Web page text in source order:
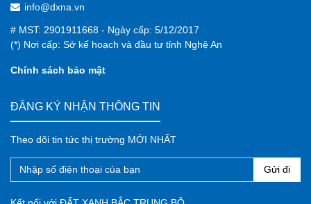
info@dxna.vn
# MST: 2901911668 - Ngày cấp: 5/12/2017
(*) Nơi cấp: Sở kế hoạch và đầu tư tỉnh Nghệ An
Chính sách bảo mật
ĐĂNG KÝ NHẬN THÔNG TIN
Theo dõi tin tức thị trường MỚI NHẤT
Gửi đi